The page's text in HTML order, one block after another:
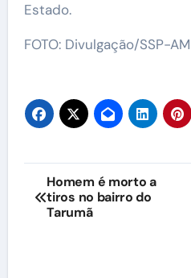
Estado.
FOTO: Divulgação/SSP-AM
Navegação
de
Homem é morto a
tiros no bairro do
Tarumã